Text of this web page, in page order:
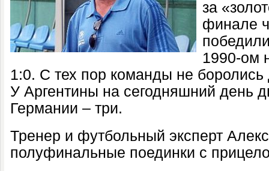
за
финале
1990-ом
1:0. С тех пор команды не боролись
У Аргентины на сегодняшний день
Германии – три.
Тренер и футбольный эксперт
полуфинальные поединки с